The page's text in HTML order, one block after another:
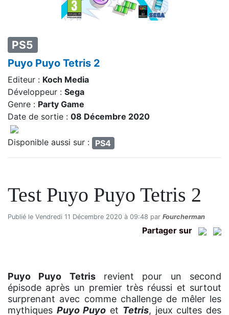
PS5
Puyo Puyo Tetris 2
Editeur : Koch Media
Développeur : Sega
Genre : Party Game
Date de sortie : 08 Décembre 2020
Disponible aussi sur : PS4
Test Puyo Puyo Tetris 2
Publié le Vendredi 11 Décembre 2020 à 09:48 par Fourcherman
Partager sur
Puyo Puyo Tetrisrevient pour un second
épisode après un premier très réussi et surtout
surprenant avec comme challenge de mêler les
mythiques Puyo Puyo et Tetris, jeux cultes des